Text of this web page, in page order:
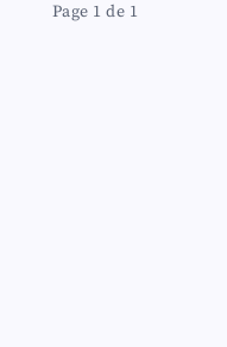
Page 1 de 1